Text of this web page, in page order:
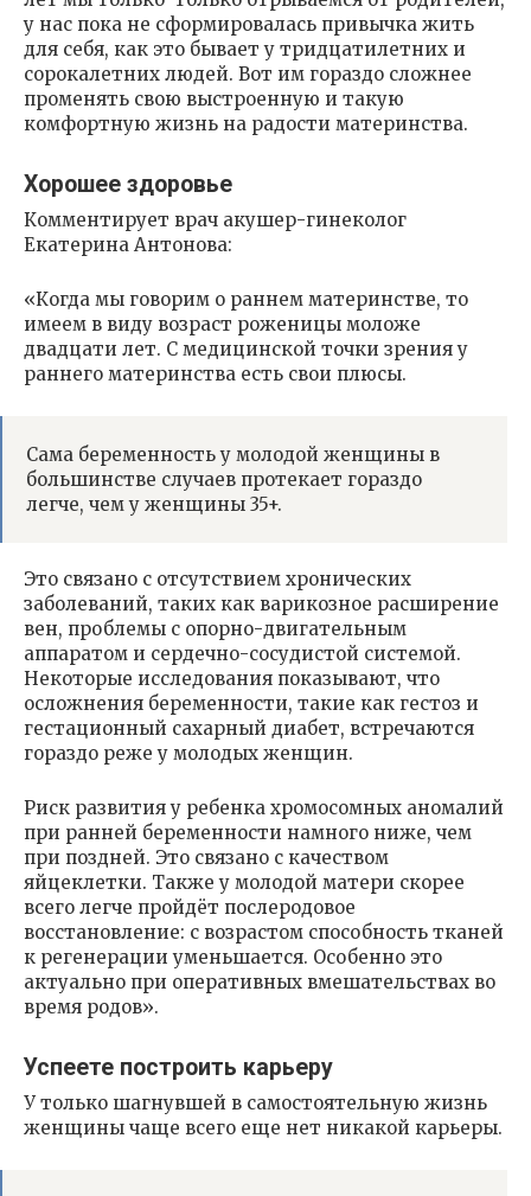
у нас пока не сформировалась привычка жить
для себя, как это бывает у тридцатилетних и
сорокалетних людей. Вот им гораздо сложнее
променять свою выстроенную и такую
комфортную жизнь на радости материнства.
Хорошее здоровье
Комментирует врач акушер-гинеколог
Екатерина Антонова:
«Когда мы говорим о раннем материнстве, то
имеем в виду возраст роженицы моложе
двадцати лет. С медицинской точки зрения у
раннего материнства есть свои плюсы.
Сама беременность у молодой женщины в
большинстве случаев протекает гораздо
легче, чем у женщины 35+.
Это связано с отсутствием хронических
заболеваний, таких как варикозное расширение
вен, проблемы с опорно-двигательным
аппаратом и сердечно-сосудистой системой.
Некоторые исследования показывают, что
осложнения беременности, такие как гестоз и
гестационный сахарный диабет, встречаются
гораздо реже у молодых женщин.
Риск развития у ребенка хромосомных аномалий
при ранней беременности намного ниже, чем
при поздней. Это связано с качеством
яйцеклетки. Также у молодой матери скорее
всего легче пройдёт послеродовое
восстановление: с возрастом способность тканей
к регенерации уменьшается. Особенно это
актуально при оперативных вмешательствах во
время родов».
Успеете построить карьеру
У только шагнувшей в самостоятельную жизнь
женщины чаще всего еще нет никакой карьеры.